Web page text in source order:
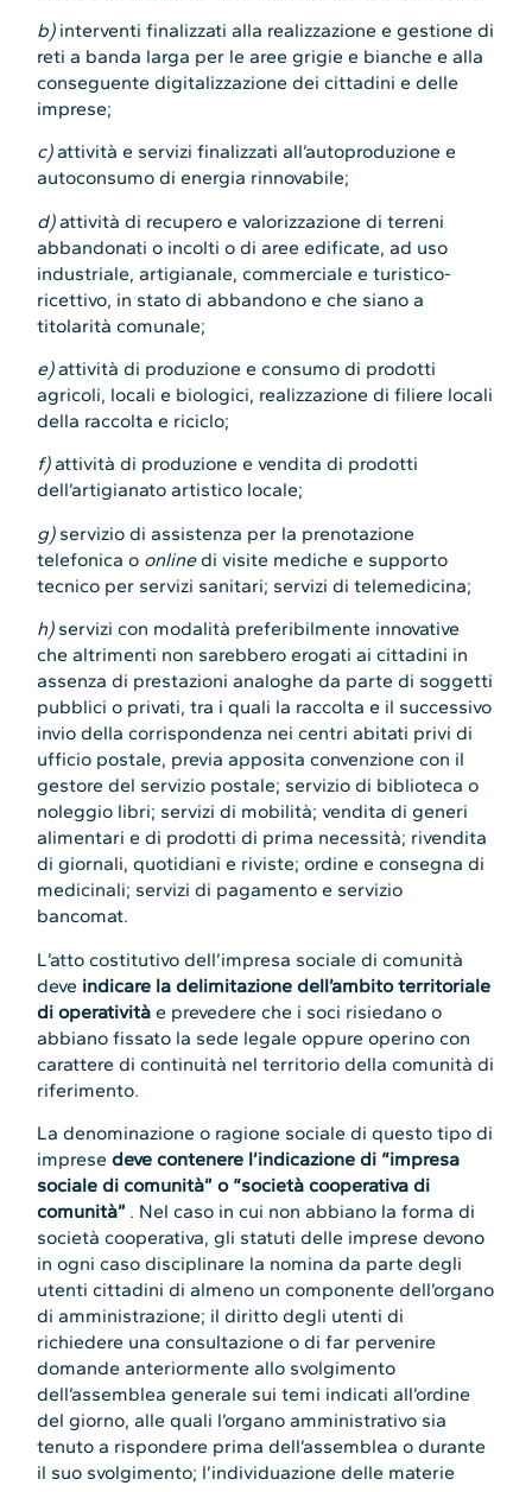
b)interventi finalizzati alla realizzazione e gestione di
reti a banda larga per le aree grigie e bianche e alla
conseguente digitalizzazione dei cittadini e delle
imprese;
c)attività e servizi finalizzati all’autoproduzione e
autoconsumo di energia rinnovabile;
d)attività di recupero e valorizzazione di terreni
abbandonati o incolti o di aree edificate, ad uso
industriale, artigianale, commerciale e turistico-
ricettivo, in stato di abbandono e che siano a
titolarità comunale;
e)attività di produzione e consumo di prodotti
agricoli, locali e biologici, realizzazione di filiere locali
della raccolta e riciclo;
f)attività di produzione e vendita di prodotti
dell’artigianato artistico locale;
g)servizio di assistenza per la prenotazione
telefonica o onlinedi visite mediche e supporto
tecnico per servizi sanitari; servizi di telemedicina;
h)servizi con modalità preferibilmente innovative
che altrimenti non sarebbero erogati ai cittadini in
assenza di prestazioni analoghe da parte di soggetti
pubblici o privati, tra i quali la raccolta e il successivo
invio della corrispondenza nei centri abitati privi di
ufficio postale, previa apposita convenzione con il
gestore del servizio postale; servizio di biblioteca o
noleggio libri; servizi di mobilità; vendita di generi
alimentari e di prodotti di prima necessità; rivendita
di giornali, quotidiani e riviste; ordine e consegna di
medicinali; servizi di pagamento e servizio
bancomat.
L’atto costitutivo dell’impresa sociale di comunità
deve indicare la delimitazione dell’ambito territoriale
di operatività e prevedere che i soci risiedano o
abbiano fissato la sede legale oppure operino con
carattere di continuità nel territorio della comunità di
riferimento.
La denominazione o ragione sociale di questo tipo di
impresedeve contenere l’indicazione di “impresa
sociale di comunità” o “società cooperativa di
comunità” . Nel caso in cui non abbiano la forma di
società cooperativa, gli statuti delle imprese devono
in ogni caso disciplinare la nomina da parte degli
utenti cittadini di almeno un componente dell’organo
di amministrazione; il diritto degli utenti di
richiedere una consultazione o di far pervenire
domande anteriormente allo svolgimento
dell’assemblea generale sui temi indicati all’ordine
del giorno, alle quali l’organo amministrativo sia
tenuto a rispondere prima dell’assemblea o durante
il suo svolgimento; l’individuazione delle materie